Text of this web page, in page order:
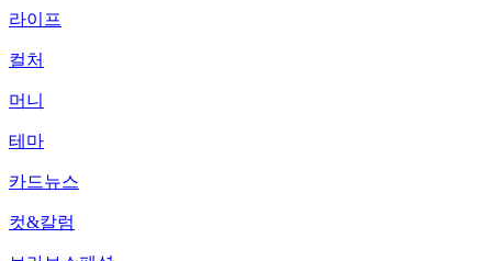
라이프
컬처
머니
테마
카드뉴스
컷&칼럼